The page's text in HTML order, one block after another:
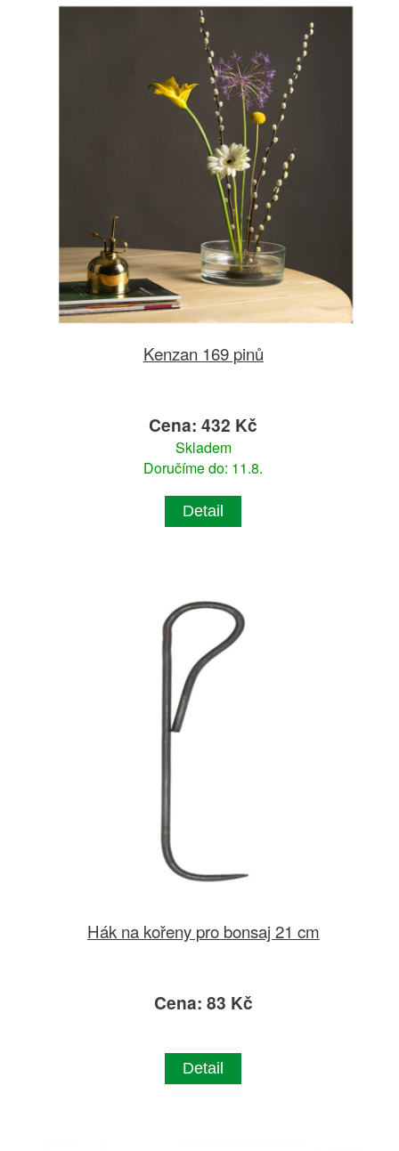
Kenzan 169 pinů
Cena: 432 Kč
Skladem
Doručíme do: 11.8.
Detail
Hák na kořeny pro bonsaj 21 cm
Cena: 83 Kč
Detail